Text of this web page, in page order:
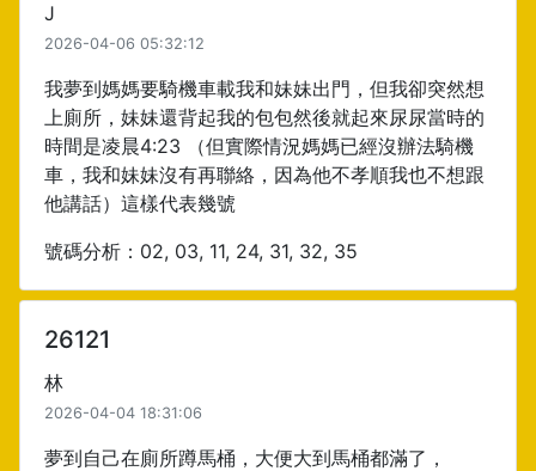
J
2026-04-06 05:32:12
我夢到媽媽要騎機車載我和妹妹出門，但我卻突然想
上廁所，妹妹還背起我的包包然後就起來尿尿當時的
時間是凌晨4:23 （但實際情況媽媽已經沒辦法騎機
車，我和妹妹沒有再聯絡，因為他不孝順我也不想跟
他講話）這樣代表幾號
號碼分析：02, 03, 11, 24, 31, 32, 35
26121
林
2026-04-04 18:31:06
夢到自己在廁所蹲馬桶，大便大到馬桶都滿了，